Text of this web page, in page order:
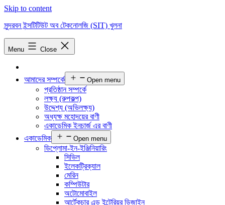
Skip to content
সুন্দরবন ইন্সটিটিউট অব টেকনোলজি (SIT) খুলনা
Menu Close
আমাদের সম্পর্কে Open menu
প্রতিষ্ঠান সম্পর্কে
লক্ষ্য (রুপকল্প)
উদ্দেশ্য (অভিলক্ষ্য)
অধ্যক্ষ মহোদয়ের বাণী
একাডেমিক ইনচার্জ এর বাণী
একাডেমিক
Open menu
ডিপ্লোমা-ইন-ইঞ্জিনিয়ারিং
সিভিল
ইলেকট্রিক্যাল
মেরিন
কম্পিউটার
অটোমোবাইল
আর্টেকচার এন্ড ইন্টেরিয়র ডিজাইন